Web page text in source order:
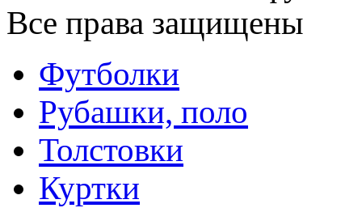
Все права защищены
Футболки
Рубашки, поло
Толстовки
Куртки